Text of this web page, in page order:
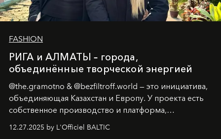
FASHION
РИГА и АЛМАТЫ – города,
объединённые творческой энергией
@the.gramotno & @bezfiltroff.world — это инициатива,
объединяющая Казахстан и Европу. У проекта есть
собственное производство и платформа,
предоставляющая возможности, поддержку и
решения для дизайнеров и молодых брендов.
12.27.2025 by L'Officiel BALTIC